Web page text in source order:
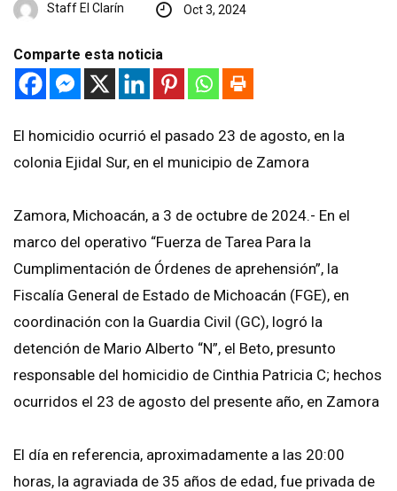
Staff El Clarín Oct 3, 2024
Comparte esta noticia
El homicidio ocurrió el pasado 23 de agosto, en la
colonia Ejidal Sur, en el municipio de Zamora
Zamora, Michoacán, a 3 de octubre de 2024.- En el
marco del operativo “Fuerza de Tarea Para la
Cumplimentación de Órdenes de aprehensión”, la
Fiscalía General de Estado de Michoacán (FGE), en
coordinación con la Guardia Civil (GC), logró la
detención de Mario Alberto “N”, el Beto, presunto
responsable del homicidio de Cinthia Patricia C; hechos
ocurridos el 23 de agosto del presente año, en Zamora
El día en referencia, aproximadamente a las 20:00
horas, la agraviada de 35 años de edad, fue privada de